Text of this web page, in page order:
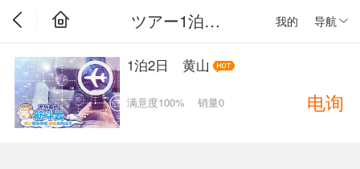
我的 导航
ツアー1泊2日
1泊2日 黄山
满意度100% 销量0 电询